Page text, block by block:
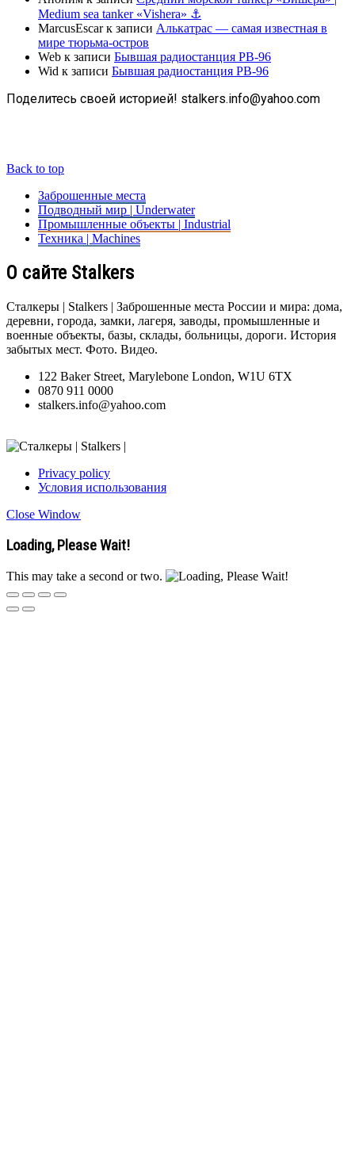
Medium sea tanker «Vishera» ⚓
MarcusEscarк записи Алькатрас — самая известная в
мире тюрьма-остров
Web к записи Бывшая радиостанция РВ-96
Wid к записи Бывшая радиостанция РВ-96
Поделитесь своей историей! stalkers.info@yahoo.com
Back to top
Заброшенные места
Подводный мир | Underwater
Промышленные объекты | Industrial
Техника | Machines
О сайте Stalkers
Сталкеры | Stalkers | Заброшенные места России и мира: дома,
деревни, города, замки, лагеря, заводы, промышленные и
военные объекты, базы, склады, больницы, дороги. История
забытых мест. Фото. Видео.
122 Baker Street, Marylebone London, W1U 6TX
0870 911 0000
stalkers.info@yahoo.com
Privacy policy
Условия использования
Close Window
Loading, Please Wait!
This may take a second or two.